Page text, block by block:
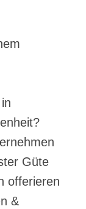
Güte
offerieren
&